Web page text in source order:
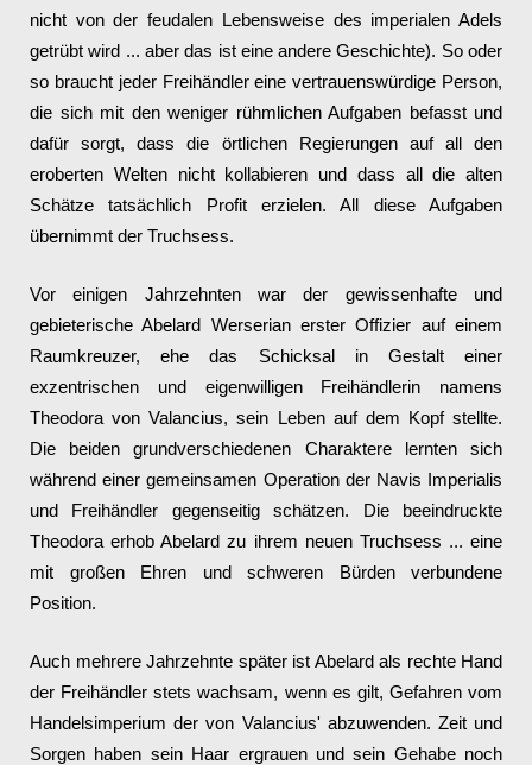
nicht von der feudalen Lebensweise des imperialen Adels
getrübt wird ... aber das ist eine andere Geschichte). So oder
so braucht jeder Freihändler eine vertrauenswürdige Person,
die sich mit den weniger rühmlichen Aufgaben befasst und
dafür sorgt, dass die örtlichen Regierungen auf all den
eroberten Welten nicht kollabieren und dass all die alten
Schätze tatsächlich Profit erzielen. All diese Aufgaben
übernimmt der Truchsess.
Vor einigen Jahrzehnten war der gewissenhafte und
gebieterische Abelard Werserian erster Offizier auf einem
Raumkreuzer, ehe das Schicksal in Gestalt einer
exzentrischen und eigenwilligen Freihändlerin namens
Theodora von Valancius, sein Leben auf dem Kopf stellte.
Die beiden grundverschiedenen Charaktere lernten sich
während einer gemeinsamen Operation der Navis Imperialis
und Freihändler gegenseitig schätzen. Die beeindruckte
Theodora erhob Abelard zu ihrem neuen Truchsess ... eine
mit großen Ehren und schweren Bürden verbundene
Position.
Auch mehrere Jahrzehnte später ist Abelard als rechte Hand
der Freihändler stets wachsam, wenn es gilt, Gefahren vom
Handelsimperium der von Valancius' abzuwenden. Zeit und
Sorgen haben sein Haar ergrauen und sein Gehabe noch